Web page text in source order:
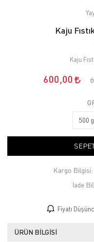
Kaju
Kaju
600,00
Kargo Bilgisi:
İade
Fiyatı
ÜRÜN BILGISI